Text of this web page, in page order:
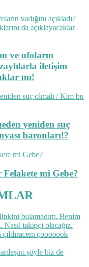
ve ufoların
iletişim
mı!
yeniden suç
baronları!?
mi Gebe?
bulamadım. Benim
Nasıl takipçi olacağız.
çooooook
şöyle biz de